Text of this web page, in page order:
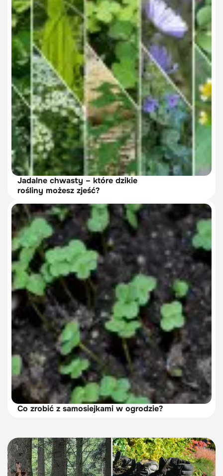
Jadalne chwasty – które dzikie
rośliny możesz zjeść?
Co zrobić z samosiejkami w ogrodzie?